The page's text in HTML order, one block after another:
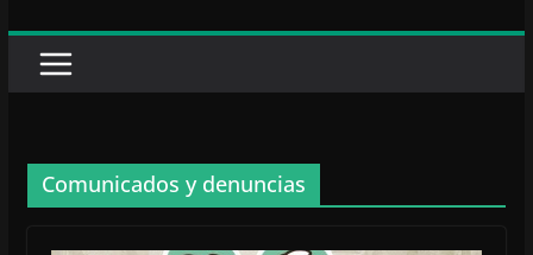
Comunicados y denuncias